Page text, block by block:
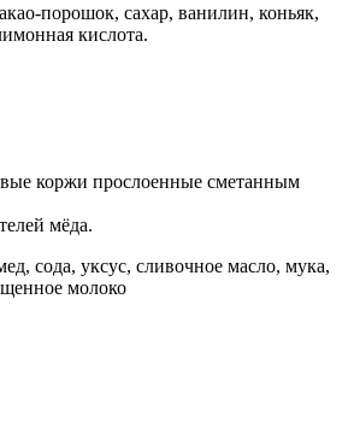
порошок, сахар, ванилин, коньяк,
кислота.
коржи прослоенные сметанным
мёда.
сода, уксус, сливочное масло, мука,
молоко